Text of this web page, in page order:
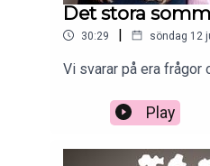
Det stora
30:29 | söndag 12
Vi svarar på era frågor
Play